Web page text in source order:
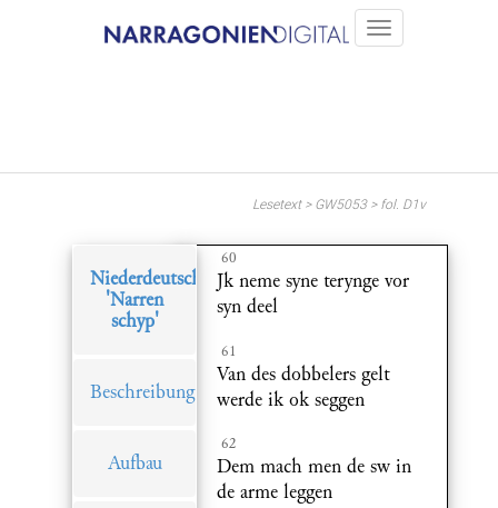
Lesetext > GW5053 > fol. D1v
Niederdeutsches
'Narren
schyp'
Beschreibung
Aufbau
60
Jk neme syne terynge vor
syn deel
61
Van des dobbelers gelt
werde ik ok seggen
62
Dem mach men de sw in
de arme leggen